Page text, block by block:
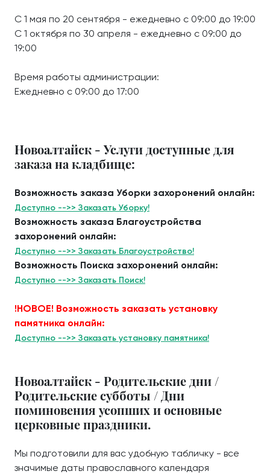
С 1 мая по 20 сентября - ежедневно с 09:00 до 19:00
С 1 октября по 30 апреля - ежедневно с 09:00 до
19:00
Время работы администрации:
Ежедневно с 09:00 до 17:00
Новоалтайск - Услуги доступные для
заказа на кладбище:
Возможность заказа Уборки захоронений онлайн:
Доступно -->> Заказать Уборку!
Возможность заказа Благоустройства
захоронений онлайн:
Доступно -->> Заказать Благоустройство!
Возможность Поиска захоронений онлайн:
Доступно -->> Заказать Поиск!
!НОВОЕ! Возможность заказать установку
памятника онлайн:
Доступно -->> Заказать установку памятника!
Новоалтайск - Родительские дни /
Родительские субботы / Дни
поминовения усопших и основные
церковные праздники.
Мы подготовили для вас удобную табличку - все
значимые даты православного календаря